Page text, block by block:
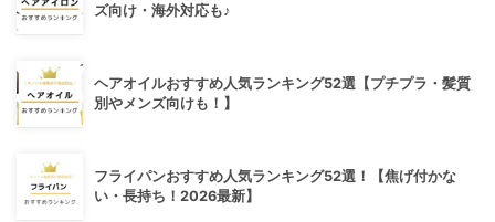
ズ向け・海外対応も♪
ヘアオイルおすすめ人気ランキング52選【プチプラ・髪質
別やメンズ向けも！】
フライパンおすすめ人気ランキング52選！【焦げ付かな
い・長持ち！2026最新】